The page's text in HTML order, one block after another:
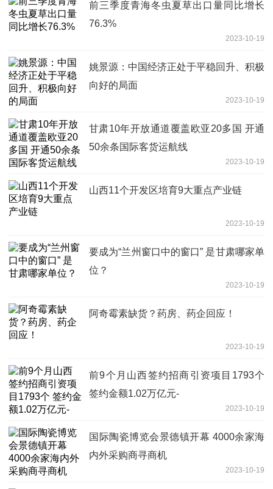
前三季度青海冬虫夏草出口量同比增长
76.3%
2023-10-19
姚景源：中国经济正处于平稳回升、积极
向好的局面
2023-10-19
甘肃10年开放通道覆盖欧亚20多国 开通
50余条国际客货运航线
2023-10-19
山西11个开发区培育9大重点产业链
2023-10-19
要成为“兰州窗口中的窗口” 是甘肃哪家单
位？
2023-10-19
阿奇霉素缺货？药房、药企回应！
2023-10-19
前9个月山西签约招商引资项目1793个
签约金额1.02万亿元-
2023-10-19
国际陶瓷博览会景德镇开幕 4000余家海
内外采购商寻商机
2023-10-19